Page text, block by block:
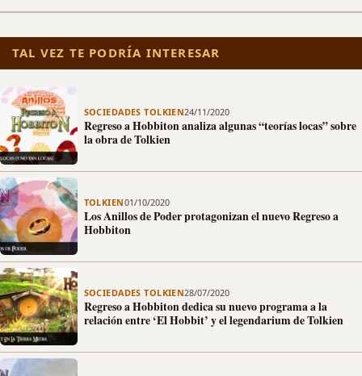
TAL VEZ TE PODRÍA INTERESAR
SOCIEDADES TOLKIEN24/11/2020
Regreso a Hobbiton analiza algunas “teorías locas” sobre
la obra de Tolkien
TOLKIEN01/10/2020
Los Anillos de Poder protagonizan el nuevo Regreso a
Hobbiton
SOCIEDADES TOLKIEN28/07/2020
Regreso a Hobbiton dedica su nuevo programa a la
relación entre ‘El Hobbit’ y el legendarium de Tolkien